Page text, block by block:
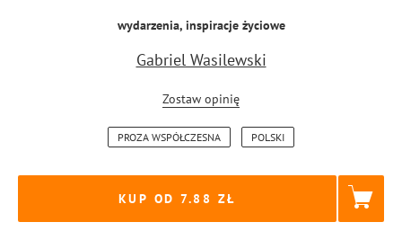
wydarzenia, inspiracje życiowe
Gabriel Wasilewski
Zostaw opinię
PROZA WSPÓŁCZESNA POLSKI
KUP OD 7.88